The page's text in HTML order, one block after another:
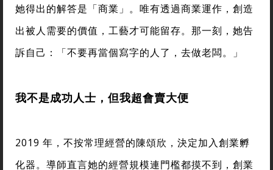
她得出的解答是「商業」。唯有透過商業運作，創造
出被人需要的價值，工藝才可能留存。那一刻，她告
訴自己：「不要再當個寫字的人了，去做老闆。」
我不是成功人士，但我超會賣大便
2019 年，不按常理經營的陳頌欣，決定加入創業孵
化器。導師直言她的經營規模連門檻都摸不到，創業